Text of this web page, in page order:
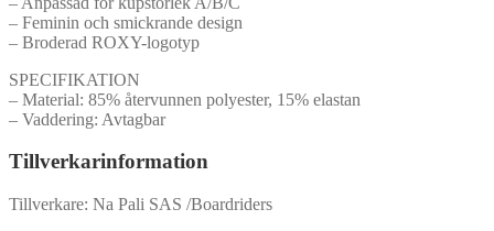
– Feminin och smickrande design
– Broderad ROXY-logotyp
SPECIFIKATION
– Material: 85% återvunnen polyester, 15% elastan
– Vaddering: Avtagbar
Tillverkarinformation
Tillverkare: Na Pali SAS /Boardriders